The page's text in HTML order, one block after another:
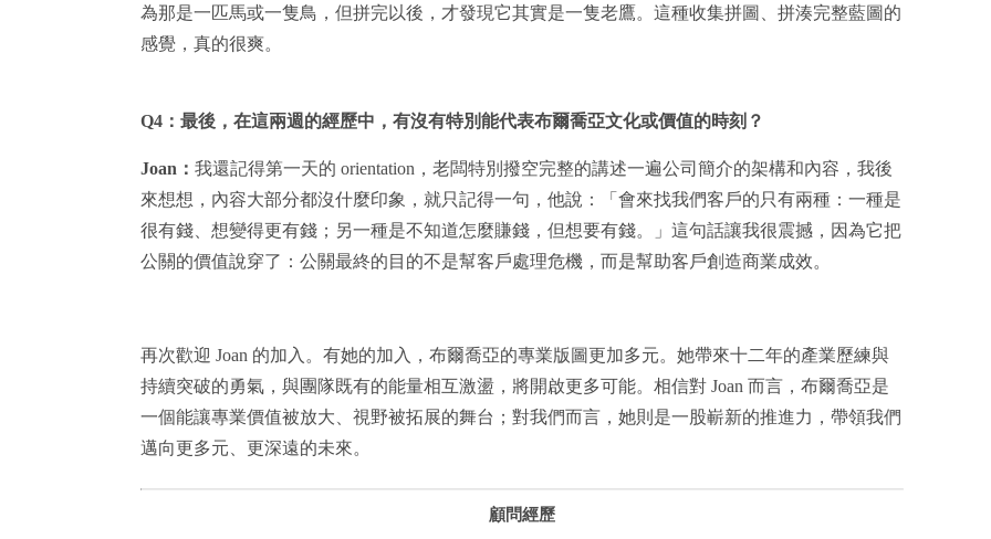
為那是一匹馬或一隻鳥，但拼完以後，才發現它其實是一隻老鷹。這種收集拼圖、拼湊完整藍圖的
感覺，真的很爽。
Q4 ：最後，在這兩週的經歷中，有沒有特別能代表布爾喬亞文化或價值的時刻？
Joan ： 我還記得第一天的 orientation，老闆特別撥空完整的講述一遍公司簡介的架構和內容，我後
來想想，內容大部分都沒什麼印象，就只記得一句，他說：「會來找我們客戶的只有兩種：一種是
很有錢、想變得更有錢；另一種是不知道怎麼賺錢，但想要有錢。」這句話讓我很震撼，因為它把
公關的價值說穿了：公關最終的目的不是幫客戶處理危機，而是幫助客戶創造商業成效。
再次歡迎 Joan 的加入。有她的加入，布爾喬亞的專業版圖更加多元。她帶來十二年的產業歷練與
持續突破的勇氣，與團隊既有的能量相互激盪，將開啟更多可能。相信對 Joan 而言，布爾喬亞是
一個能讓專業價值被放大、視野被拓展的舞台；對我們而言，她則是一股嶄新的推進力，帶領我們
邁向更多元、更深遠的未來。
顧問經歷